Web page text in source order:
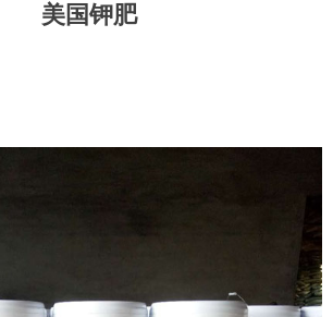
美国钾肥